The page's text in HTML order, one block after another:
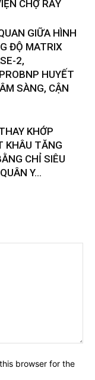
CHỢ RẪY
GIỮA HÌNH
ĐỘ MATRIX
2,
HUYẾT
SÀNG, CẬN
KHỚP
KHÂU TĂNG
CHỈ SIÊU
Y...
browser for the